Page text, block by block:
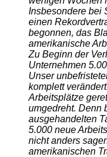
Insbesondere bei
einen
begonnen, das
amerikanische
Zu Beginn der
Unternehmen
Unser
komplett
Arbeitsplätze
umgedreht. Denn
ausgehandelten
5.000 neue
nicht anders
amerikanischen